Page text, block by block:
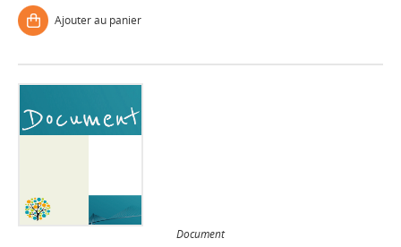
Ajouter au panier
Document